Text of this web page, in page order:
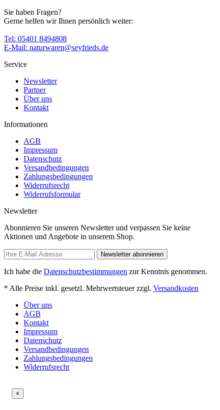
Sie haben Fragen?
Gerne helfen wir Ihnen persönlich weiter:
Tel: 05401 8494808
E-Mail: naturwaren@seyfrieds.de
Service
Newsletter
Partner
Über uns
Kontakt
Informationen
AGB
Impressum
Datenschutz
Versandbedingungen
Zahlungsbedingungen
Widerrufsrecht
Widerrufsformular
Newsletter
Abonnieren Sie unseren Newsletter und verpassen Sie keine
Aktionen und Angebote in unserem Shop.
Newsletter abonnieren
Ich habe die Datenschutzbestimmungen zur Kenntnis genommen.
* Alle Preise inkl. gesetzl. Mehrwertsteuer zzgl. Versandkosten
Über uns
AGB
Kontakt
Impressum
Datenschutz
Versandbedingungen
Zahlungsbedingungen
Widerrufsrecht
×